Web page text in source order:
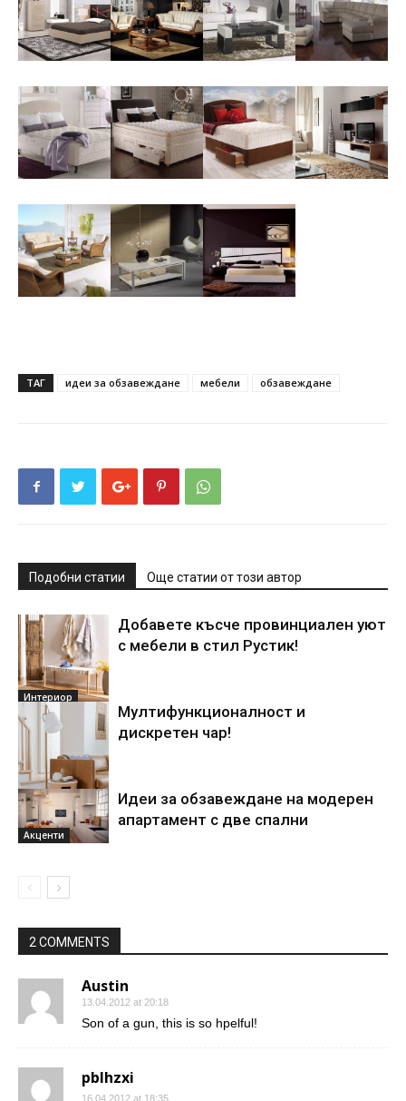
ТАГ идеи за обзавеждане мебели обзавеждане
Подобни статии Още статии от този автор
Интериор
Добавете късче провинциален уют
с мебели в стил Рустик!
идеи за дома
Мултифункционалност и
дискретен чар!
Акценти
Идеи за обзавеждане на модерен
апартамент с две спални
2 COMMENTS
Austin
13.04.2012 at 20:18
Son of a gun, this is so hpelful!
pblhzxi
16.04.2012 at 18:35